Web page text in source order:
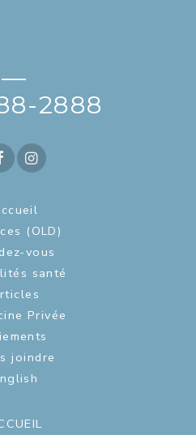
—
2888
(OLD)
vous
santé
Privée
joindre